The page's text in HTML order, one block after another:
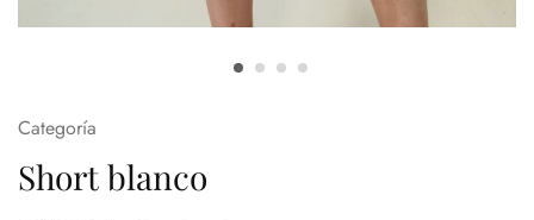
Categoría
Short blanco